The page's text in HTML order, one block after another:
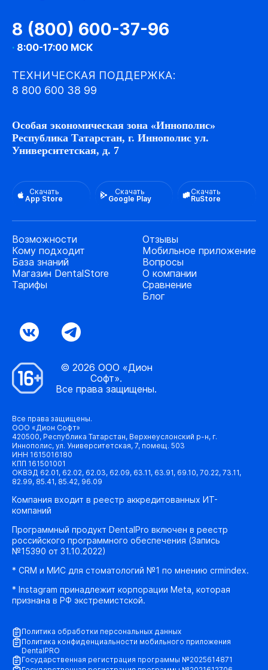
8 (800) 600-37-96
· 8:00-17:00 МСК
ТЕХНИЧЕСКАЯ ПОДДЕРЖКА:
8 800 600 38 99
Особая экономическая зона «Иннополис»
Республика Татарстан, г. Иннополис ул.
Университетская, д. 7
Скачать
App Store
Скачать
Google Play
Скачать
RuStore
Возможности
Кому подходит
База знаний
Магазин DentalStore
Тарифы
Отзывы
Мобильное приложение
Вопросы
О компании
Сравнение
Блог
© 2026 ООО «Дион
Софт».
Все права защищены.
Все права защищены.
ООО «Дион Софт»
420500, Республика Татарстан, Верхнеуслонский р-н, г.
Иннополис, ул. Университетская, 7, помещ. 503
ИНН 1615016180
КПП 161501001
ОКВЭД 62.01, 62.02, 62.03, 62.09, 63.11, 63.91, 69.10, 70.22, 73.11,
82.99, 85.41, 85.42, 96.09
Компания входит в реестр аккредитованных ИТ-
компаний
Программный продукт DentalPro включен в реестр
российского программного обеспечения (Запись
№15390 от 31.10.2022)
* CRM и МИС для стоматологий №1 по мнению crmindex.
* Instagram принадлежит корпорации Meta, которая
признана в РФ экстремистской.
Политика обработки персональных данных
Политика конфиденциальности мобильного приложения
DentalPRO
Государственная регистрация программы №2025614871